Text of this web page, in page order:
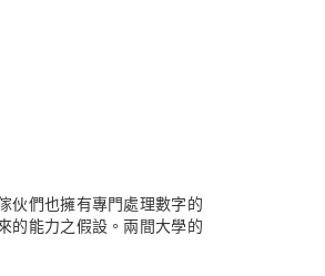
伙們也擁有專門處理數字的
的能力之假設。兩間大學的